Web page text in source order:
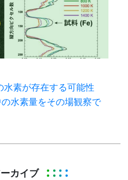
水素が存在する可能性
水素量をその場観察で
カイブ